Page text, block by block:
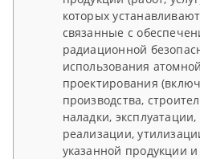
которых
связанные с
радиационной
использования
проектирования
производства,
наладки,
реализации,
указанной продукции